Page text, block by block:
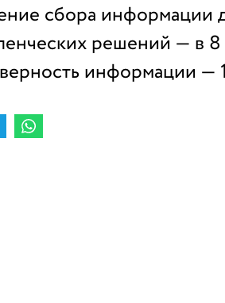
сбора информации
решений — в 8
информации —